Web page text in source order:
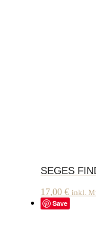
SEGES
17,00 € inkl.
Save